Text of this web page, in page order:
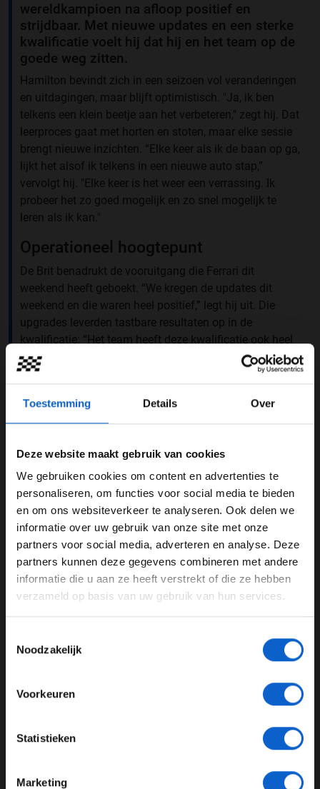
Toestemming Details Over
Deze website maakt gebruik van cookies
We gebruiken cookies om content en advertenties te
personaliseren, om functies voor social media te bieden
en om ons websiteverkeer te analyseren. Ook delen we
informatie over uw gebruik van onze site met onze
partners voor social media, adverteren en analyse. Deze
partners kunnen deze gegevens combineren met andere
informatie die u aan ze heeft verstrekt of die ze hebben
verzameld op basis van uw gebruik van hun services.
Noodzakelijk
Voorkeuren
Statistieken
Marketing
wereldkampioen na afloop positief en
strijdbaar. Met nieuwe updates en een sterke
kwalificatie voelt hij dat hij en het team op de
goede weg zitten.
Hamilton bevindt zich in een seizoen vol veranderingen
en uitdagingen, maar blijft optimistisch. "Ja, ik ben
telkens een klein beetje aan het verbeteren," zegt hij. Dat
leerproces gaat met horten en stoten, maar elke sessie
brengt nieuwe inzichten. “Elke keer als ik de baan op ga,
lijkt het alsof ik telkens in een nieuwe auto stap,”
vervolgt hij. "Elke keer is het weer een verrassing. Ik
probeer het zo goed mogelijk en zo snel mogelijk te
leren als ik kan."
Operationeel hoogtepunt
De Brit benadrukt de vooruitgang die Ferrari dit
weekend heeft geboekt. “We kregen de updates dit
weekend en die waren heel positief,” legt hij uit. Die
upgrades leverden tastbare resultaten op in de
kwalificatie: “Het team heeft deze kwalificatie ook heel
goed gedaan. Operationeel gezien waren we op het
beste wat ik tot nu heb meegemaakt.”
Voor Hamilton was er zelfs uitzicht op een uitstekende
zeker wel de eerste startrij,” blikt hij terug. Hoewel het
nét niet lukte, ziet hij het als waardevolle ervaring: “Dat
is zeker wel positief en ik leer hier ook wel weer van.”
WELKOM BIJ GRAND PRIX RADIO
Ben je 24 jaar of ouder?
Pas je advertentie instellingen aan en klik hieronder om
door te gaan naar de website!
Advertentie instellingen